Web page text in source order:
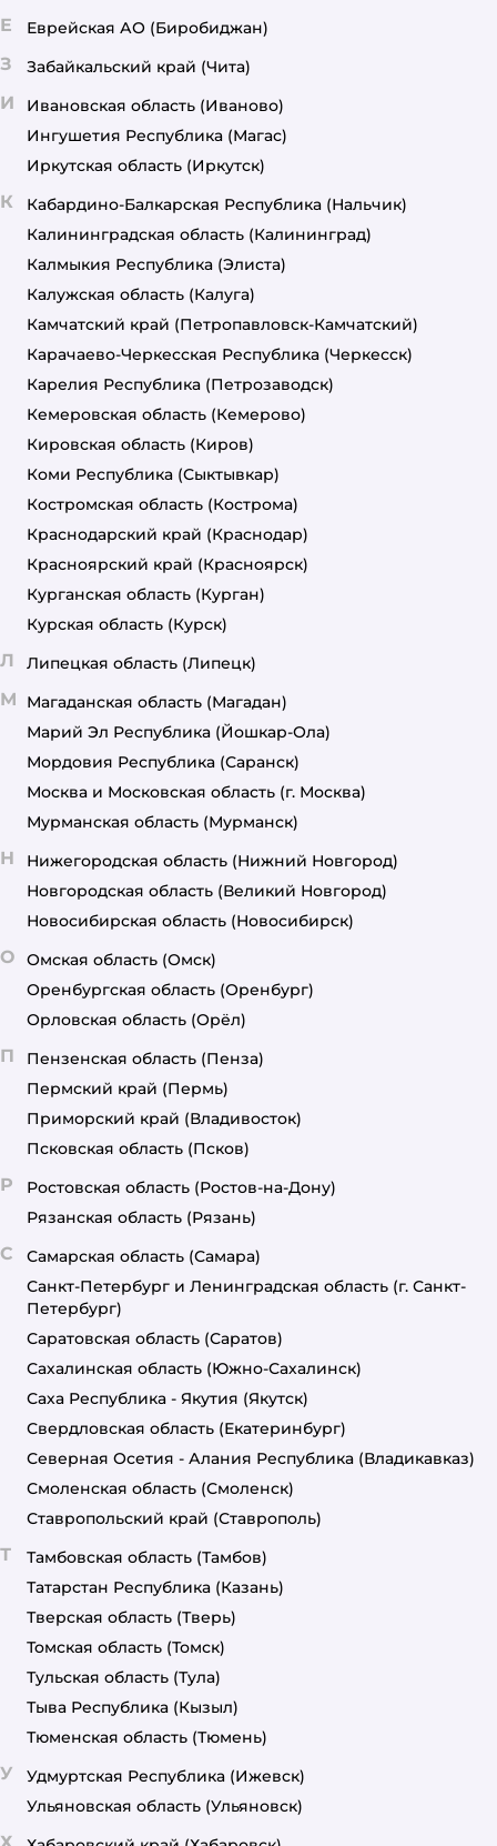
Е Еврейская АО (Биробиджан)
З Забайкальский край (Чита)
И Ивановская область (Иваново)
Ингушетия Республика (Магас)
Иркутская область (Иркутск)
К Кабардино-Балкарская Республика (Нальчик)
Калининградская область (Калининград)
Калмыкия Республика (Элиста)
Калужская область (Калуга)
Камчатский край (Петропавловск-Камчатский)
Карачаево-Черкесская Республика (Черкесск)
Карелия Республика (Петрозаводск)
Кемеровская область (Кемерово)
Кировская область (Киров)
Коми Республика (Сыктывкар)
Костромская область (Кострома)
Краснодарский край (Краснодар)
Красноярский край (Красноярск)
Курганская область (Курган)
Курская область (Курск)
Л Липецкая область (Липецк)
М Магаданская область (Магадан)
Марий Эл Республика (Йошкар-Ола)
Мордовия Республика (Саранск)
Москва и Московская область (г. Москва)
Мурманская область (Мурманск)
Н Нижегородская область (Нижний Новгород)
Новгородская область (Великий Новгород)
Новосибирская область (Новосибирск)
О Омская область (Омск)
Оренбургская область (Оренбург)
Орловская область (Орёл)
П Пензенская область (Пенза)
Пермский край (Пермь)
Приморский край (Владивосток)
Псковская область (Псков)
Р Ростовская область (Ростов-на-Дону)
Рязанская область (Рязань)
С Самарская область (Самара)
Санкт-Петербург и Ленинградская область (г. Санкт-
Петербург)
Саратовская область (Саратов)
Сахалинская область (Южно-Сахалинск)
Саха Республика - Якутия (Якутск)
Свердловская область (Екатеринбург)
Северная Осетия - Алания Республика (Владикавказ)
Смоленская область (Смоленск)
Ставропольский край (Ставрополь)
Т Тамбовская область (Тамбов)
Татарстан Республика (Казань)
Тверская область (Тверь)
Томская область (Томск)
Тульская область (Тула)
Тыва Республика (Кызыл)
Тюменская область (Тюмень)
У Удмуртская Республика (Ижевск)
Ульяновская область (Ульяновск)